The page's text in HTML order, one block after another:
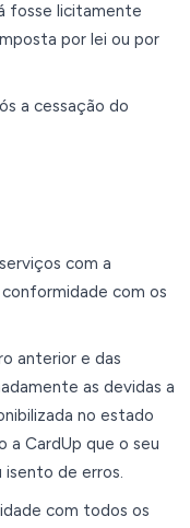
fosse licitamente
por lei ou por
a cessação do
com a
com os
anterior e das
as devidas a
no estado
a CardUp que o seu
de erros.
com todos os